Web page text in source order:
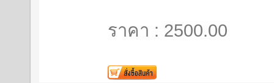
ราคา : 2500.00